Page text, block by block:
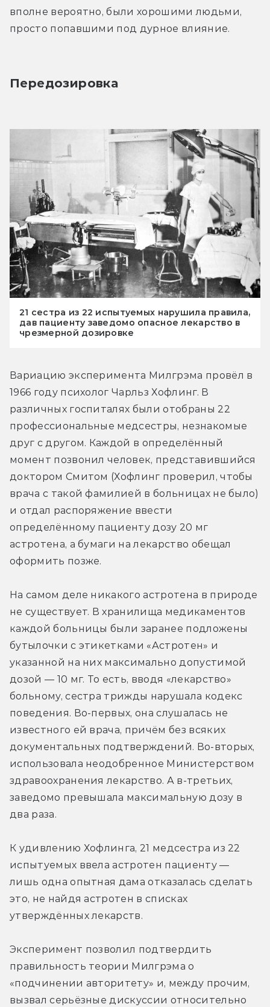
вполне вероятно, были хорошими людьми,
просто попавшими под дурное влияние.
Передозировка
21 сестра из 22 испытуемых нарушила правила,
дав пациенту заведомо опасное лекарство в
чрезмерной дозировке
Вариацию эксперимента Милгрэма провёл в
1966 году психолог Чарльз Хофлинг. В
различных госпиталях были отобраны 22
профессиональные медсестры, незнакомые
друг с другом. Каждой в определённый
момент позвонил человек, представившийся
доктором Смитом (Хофлинг проверил, чтобы
врача с такой фамилией в больницах не было)
и отдал распоряжение ввести
определённому пациенту дозу 20 мг
астротена, а бумаги на лекарство обещал
оформить позже.
На самом деле никакого астротена в природе
не существует. В хранилища медикаментов
каждой больницы были заранее подложены
бутылочки с этикетками «Астротен» и
указанной на них максимально допустимой
дозой — 10 мг. То есть, вводя «лекарство»
больному, сестра трижды нарушала кодекс
поведения. Во-первых, она слушалась не
известного ей врача, причём без всяких
документальных подтверждений. Во-вторых,
использовала неодобренное Министерством
здравоохранения лекарство. А в-третьих,
заведомо превышала максимальную дозу в
два раза.
К удивлению Хофлинга, 21 медсестра из 22
испытуемых ввела астротен пациенту —
лишь одна опытная дама отказалась сделать
это, не найдя астротен в списках
утверждённых лекарств.
Эксперимент позволил подтвердить
правильность теории Милгрэма о
«подчинении авторитету» и, между прочим,
вызвал серьёзные дискуссии относительно